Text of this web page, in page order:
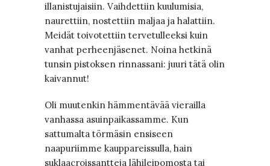
illanistujaisiin. Vaihdettiin kuulumisia,
naurettiin, nostettiin maljaa ja halattiin.
Meidät toivotettiin tervetulleeksi kuin
vanhat perheenjäsenet. Noina hetkinä
tunsin pistoksen rinnassani: juuri tätä olin
kaivannut!
Oli muutenkin hämmentävää vierailla
vanhassa asuinpaikassamme. Kun
sattumalta törmäsin ensiseen
naapuriimme kauppareissulla, hain
suklaacroissantteja lähileipomosta tai